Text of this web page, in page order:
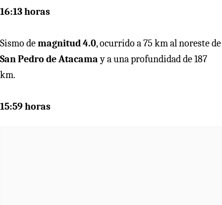
16:13 horas
Sismo demagnitud 4.0, ocurrido a 75 km al noreste de
San Pedro de Atacamay a una profundidad de 187
km.
15:59 horas